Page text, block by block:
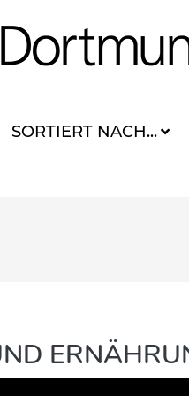
SORTIERT NACH...